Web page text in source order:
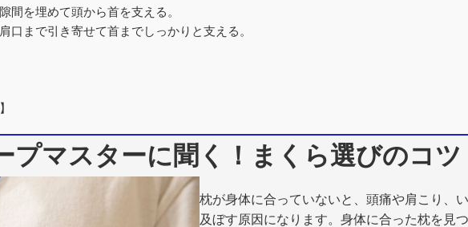
間を埋めて頭から首を支える。
口まで引き寄せて首までしっかりと支える。
プマスターに聞く！まくら選びのコツ
枕が身体に合っていないと、頭痛や肩こり、
及ぼす原因になります。身体に合った枕を見